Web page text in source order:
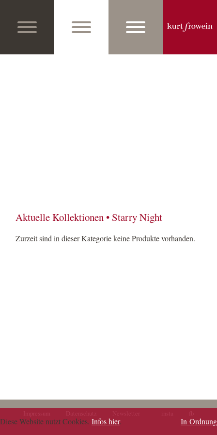
Aktuelle Kollektionen • Starry Night
Zurzeit sind in dieser Kategorie keine Produkte vorhanden.
Navigation
Impressum Datenschutz Newsletter
Navigation
insta fb
Diese Website nutzt Cookies. Infos hier. In Ordnung